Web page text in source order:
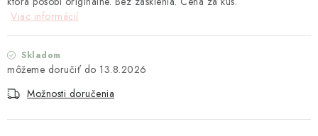
ZNAČKY
Ako nakupovať
Návod na údržbu nábytku
Viac informácií
Skladom
13.8.2026
Možnosti doručenia